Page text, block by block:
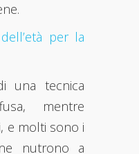
per la
una tecnica
mentre
e molti sono i
nutrono a